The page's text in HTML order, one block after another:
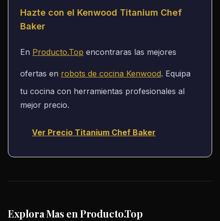
Hazte con el Kenwood Titanium Chef
Baker
En Producto.Top encontraras las mejores
ofertas en robots de cocina Kenwood. Equipa
tu cocina con herramientas profesionales al
mejor precio.
Ver Precio Titanium Chef Baker
Explora Mas en Producto.Top